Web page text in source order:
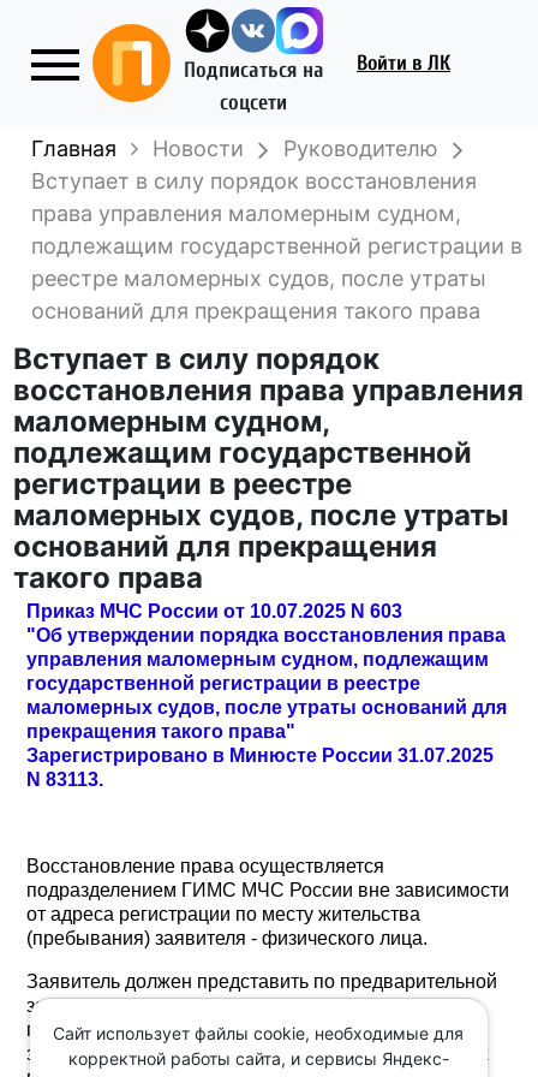
Подписаться на
соцсети
Войти в ЛК
Главная Новости
Руководителю
Вступает в силу порядок восстановления
права управления маломерным судном,
подлежащим государственной регистрации в
реестре маломерных судов, после утраты
оснований для прекращения такого права
Вступает в силу порядок
восстановления права управления
маломерным судном,
подлежащим государственной
регистрации в реестре
маломерных судов, после утраты
оснований для прекращения
такого права
Приказ МЧС России от 10.07.2025 N 603
"Об утверждении порядка восстановления права
управления маломерным судном, подлежащим
государственной регистрации в реестре
маломерных судов, после утраты оснований для
прекращения такого права"
Зарегистрировано в Минюсте России 31.07.2025
N 83113.
Восстановление права осуществляется
подразделением ГИМС МЧС России вне зависимости
от адреса регистрации по месту жительства
(пребывания) заявителя - физического лица.
Заявитель должен представить по предварительной
записи посредством единого портала госуслуг или
при личном обращении заявление, медицинское
заключение о наличии (об отсутствии) медицинских
Сайт использует файлы cookie, необходимые для
корректной работы сайта, и сервисы Яндекс-